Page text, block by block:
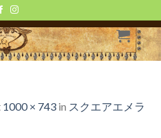
1000 × 743 in スクエアエメラ